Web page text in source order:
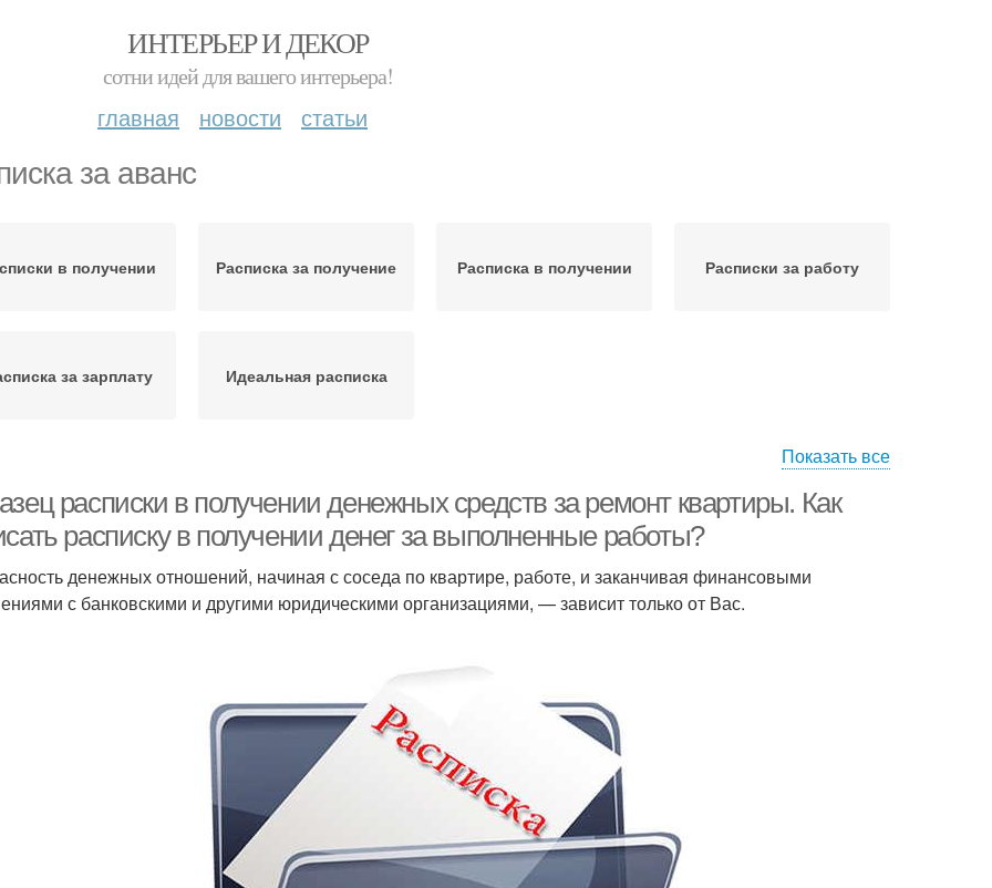
ИНТЕРЬЕР И ДЕКОР
сотни идей для вашего интерьера!
главная новости статьи
за аванс
в получении Расписка за получение Расписка в получении Расписки за работу
за зарплату Идеальная расписка
Показать все
расписки в получении денежных средств за ремонт квартиры. Как
расписку в получении денег за выполненные работы?
денежных отношений, начиная с соседа по квартире, работе, и заканчивая финансовыми
с банковскими и другими юридическими организациями, — зависит только от Вас.